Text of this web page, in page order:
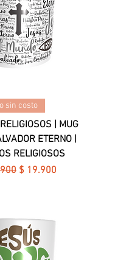
sin costo
| MUG
ETERNO |
RELIGIOSOS
Precio de oferta
$ 19.900